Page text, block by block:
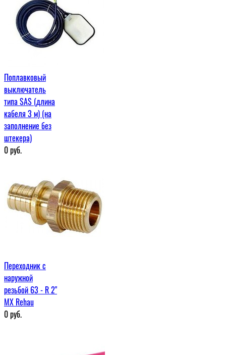
Поплавковый
выключатель
типа SAS (длина
кабеля 3 м) (на
заполнение без
штекера)
0руб.
Переходник с
наружной
резьбой 63 - R 2"
МХ Rehau
0руб.